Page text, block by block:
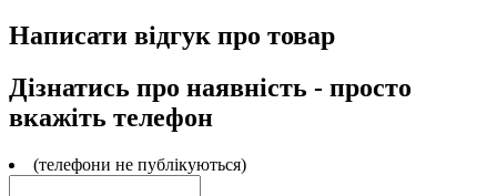
Написати відгук про товар
Дізнатись про наявність - просто
вкажіть телефон
(телефони не публікуються)